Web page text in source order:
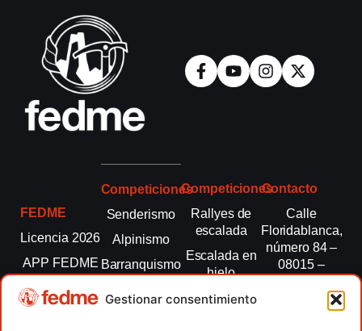
Gestionar consentimiento
FEDME
Licencia 2026
APP FEDME
Transparencia
Competiciones
Senderismo
Alpinismo
Barranquismo
montaña
Competiciones
Rallyes de
escalada
Escalada en
hielo
Esquí de
Contacto
Calle
Floridablanca,
número 84 –
08015 –
fedme@fedme.es